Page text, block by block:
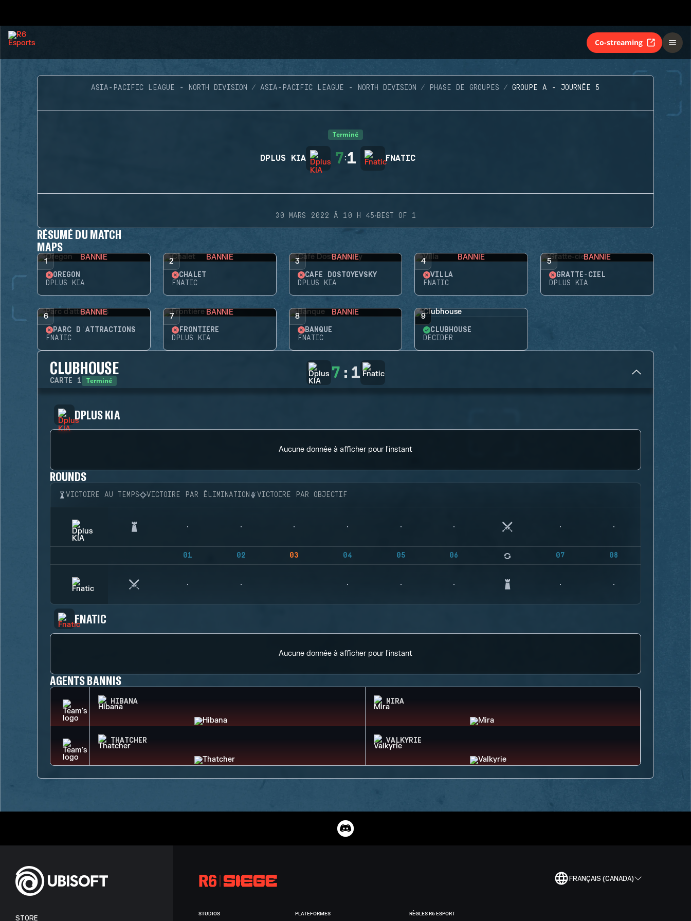
Co-streaming
ASIA-PACIFIC LEAGUE - NORTH DIVISION ASIA-PACIFIC LEAGUE - NORTH DIVISION PHASE DE GROUPES GROUPE A - JOURNÉE 5
Terminé
DPLUS KIA 7:1 FNATIC
30 MARS 2022 À 10 H 45·BEST OF 1
RÉSUMÉ DU MATCH
MAPS
1 BANNIE
OREGON
DPLUS KIA
2 BANNIE
CHALET
FNATIC
3 BANNIE
CAFÉ DOSTOYEVSKY
DPLUS KIA
4 BANNIE
VILLA
FNATIC
5 BANNIE
GRATTE-CIEL
DPLUS KIA
6 BANNIE
PARC D'ATTRACTIONS
FNATIC
7 BANNIE
FRONTIÈRE
DPLUS KIA
8 BANNIE
BANQUE
FNATIC
9
CLUBHOUSE
DECIDER
CLUBHOUSE
CARTE 1 Terminé 7 : 1
DPLUS KIA
Aucune donnée à afficher pour l'instant
ROUNDS
VICTOIRE AU TEMPS VICTOIRE PAR ÉLIMINATION VICTOIRE PAR OBJECTIF
01 02 03 04 05 06 07 08
FNATIC
Aucune donnée à afficher pour l'instant
AGENTS BANNIS
HIBANA MIRA
THATCHER VALKYRIE
FRANÇAIS (CANADA)
STORE
STUDIOS PLATEFORMES RÈGLES R6 ESPORT